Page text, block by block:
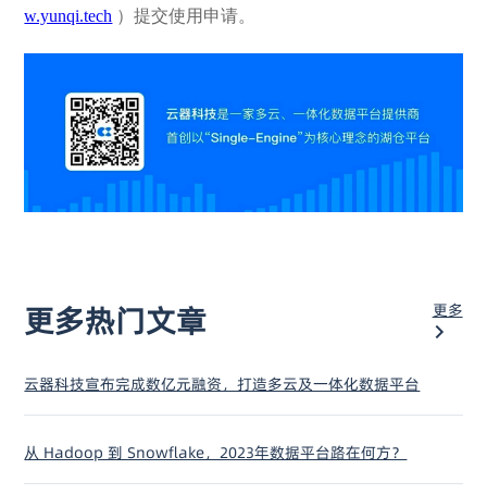
w.yunqi.tech ）提交使用申请。
更多热门文章 更多
云器科技宣布完成数亿元融资，打造多云及一体化数据平台
从 Hadoop 到 Snowflake，2023年数据平台路在何方？